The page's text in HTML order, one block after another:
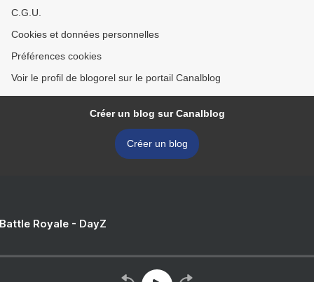
C.G.U.
Cookies et données personnelles
Préférences cookies
Voir le profil de blogorel sur le portail Canalblog
Créer un blog sur Canalblog
Créer un blog
Royale - DayZ